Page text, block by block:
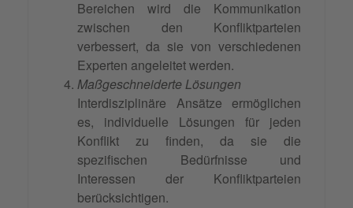
Bereichen wird die Kommunikation
zwischen den Konfliktparteien
verbessert, da sie von verschiedenen
Experten angeleitet werden.
Maßgeschneiderte Lösungen
Interdisziplinäre Ansätze ermöglichen
es, individuelle Lösungen für jeden
Konflikt zu finden, da sie die
spezifischen Bedürfnisse und
Interessen der Konfliktparteien
berücksichtigen.